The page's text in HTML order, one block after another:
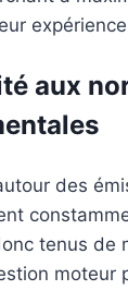
aux
des
tenus de
moteur